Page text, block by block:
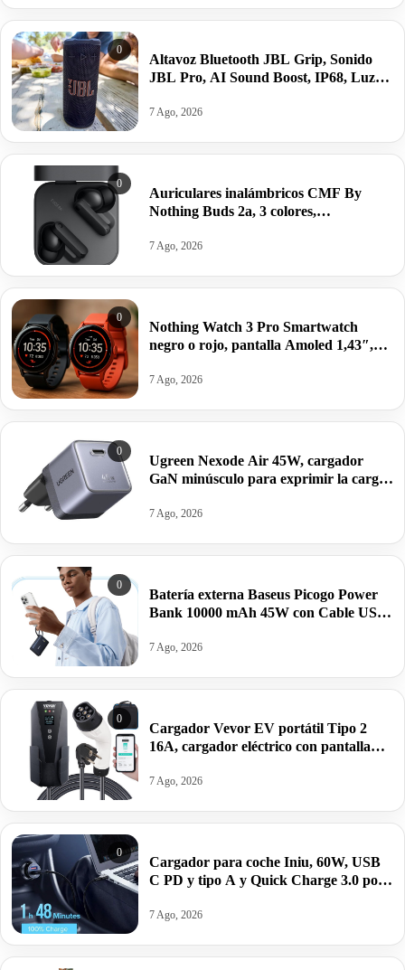
0
Altavoz Bluetooth JBL Grip, Sonido
JBL Pro, AI Sound Boost, IP68, Luz
antes 99,99€.
7 Ago, 2026
0
Auriculares inalámbricos CMF By
Nothing Buds 2a, 3 colores,
autonomía, 4micrófonos HD por 21,61€
7 Ago, 2026
0
Nothing Watch 3 Pro Smartwatch
negro o rojo, pantalla Amoled 1,43″,
corporal, autonomía 13 días por 62,52€
7 Ago, 2026
0
Ugreen Nexode Air 45W, cargador
GaN minúsculo para exprimir la carga
por 22,94€.
7 Ago, 2026
0
Batería externa Baseus Picogo Power
Bank 10000 mAh 45W con Cable USB-
7 Ago, 2026
0
Cargador Vevor EV portátil Tipo 2
16A, cargador eléctrico con pantalla
antes 211,99€.
7 Ago, 2026
0
Cargador para coche Iniu, 60W, USB
C PD y tipo A y Quick Charge 3.0 por
7 Ago, 2026